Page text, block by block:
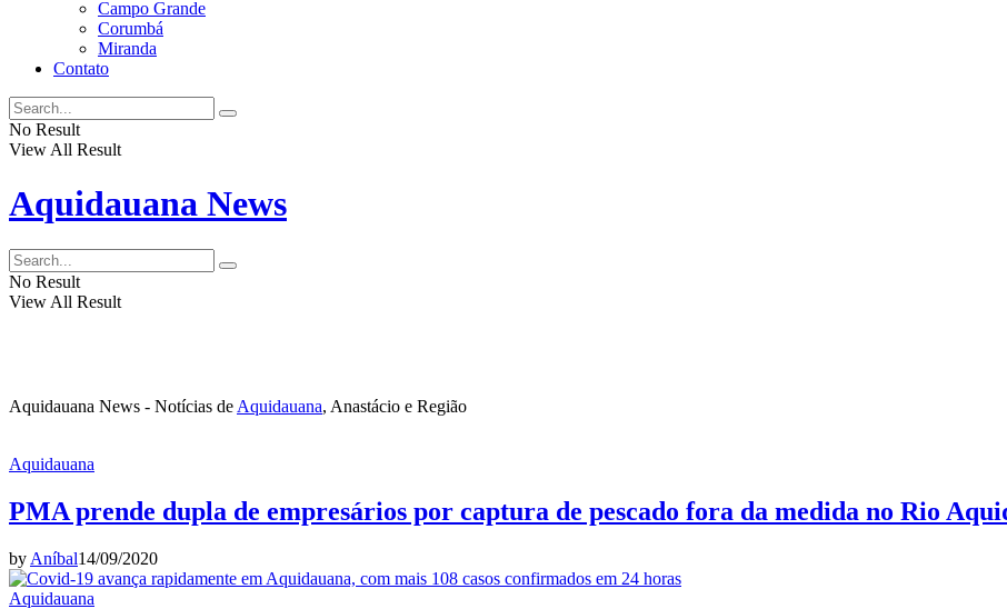
Campo Grande
Corumbá
Miranda
Contato
No Result
View All Result
Aquidauana News
No Result
View All Result
Aquidauana News - Notícias de Aquidauana, Anastácio e Região
Aquidauana
PMA prende dupla de empresários por captura de pescado fora da medida no Rio
by Aníbal14/09/2020
Aquidauana